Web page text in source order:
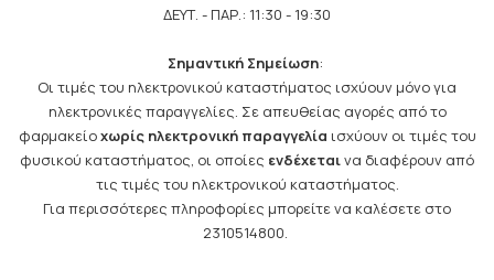
ΔΕΥΤ. - ΠΑΡ.: 11:30 - 19:30
Σημαντική Σημείωση:
Οι τιμές του ηλεκτρονικού καταστήματος ισχύουν μόνο για
ηλεκτρονικές παραγγελίες. Σε απευθείας αγορές από το
φαρμακείοχωρίς ηλεκτρονική παραγγελία ισχύουν οι τιμές του
φυσικού καταστήματος, οι οποίες ενδέχεταινα διαφέρουν από
τις τιμές του ηλεκτρονικού καταστήματος.
Για περισσότερες πληροφορίες μπορείτε να καλέσετε στο
2310514800.